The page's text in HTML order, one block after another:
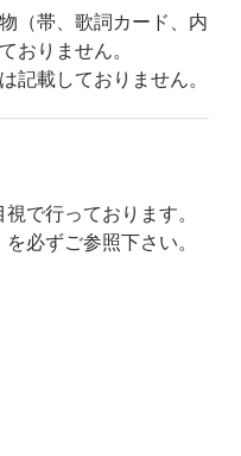
（帯、歌詞カード、内
おりません。
記載しておりません。
で行っております。
を必ずご参照下さい。